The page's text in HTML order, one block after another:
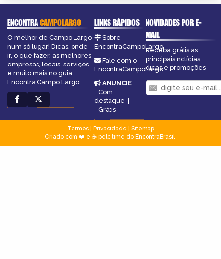
ENCONTRACAMPOLARGO
O melhor de Campo Largo
num só lugar! Dicas, onde
ir, o que fazer, as melhores
empresas, locais, serviços
e muito mais no guia
Encontra Campo Largo.
LINKS RÁPIDOS
Sobre
EncontraCampoLargo
Fale com o
EncontraCampoLargo
ANUNCIE:
Com
destaque
Grátis
NOVIDADES POR E-
MAIL
Receba grátis as
principais notícias,
dicas e promoções
Termos| Privacidade
Sitemap
Criado com ❤️ e ☕ pelo time do EncontraBrasil